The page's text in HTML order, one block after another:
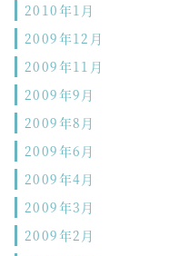
2010年1月
2009年12月
2009年11月
2009年9月
2009年8月
2009年6月
2009年4月
2009年3月
2009年2月